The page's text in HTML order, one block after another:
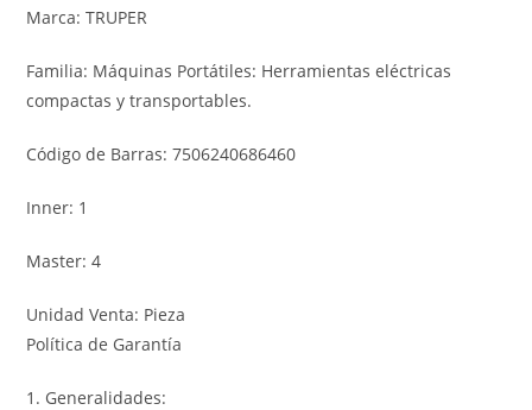
Marca: TRUPER
Familia: Máquinas Portátiles: Herramientas eléctricas
compactas y transportables.
Código de Barras: 7506240686460
Inner: 1
Master: 4
Unidad Venta: Pieza
Política de Garantía
1. Generalidades: